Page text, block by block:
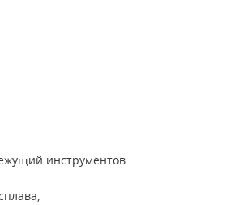
инструментов